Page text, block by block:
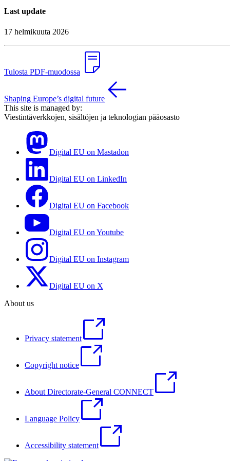
Last update
17 helmikuuta 2026
Tulosta PDF-muodossa
Shaping Europe’s digital future
This site is managed by:
Viestintäverkkojen, sisältöjen ja teknologian pääosasto
Digital EU on Mastadon
Digital EU on LinkedIn
Digital EU on Facebook
Digital EU on Youtube
Digital EU on Instagram
Digital EU on X
About us
Privacy statement
Copyright notice
About Directorate-General CONNECT
Language Policy
Accessibility statement